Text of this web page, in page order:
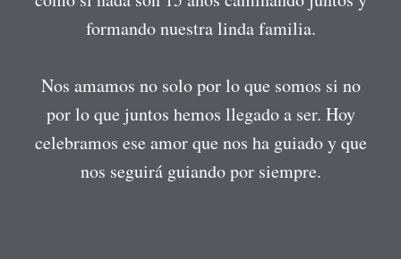
formando nuestra linda familia.
Nos amamos no solo por lo que somos si no
por lo que juntos hemos llegado a ser. Hoy
celebramos ese amor que nos ha guiado y que
nos seguirá guiando por siempre.